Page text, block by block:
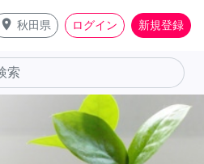
place 秋田県 ログイン 新規登録